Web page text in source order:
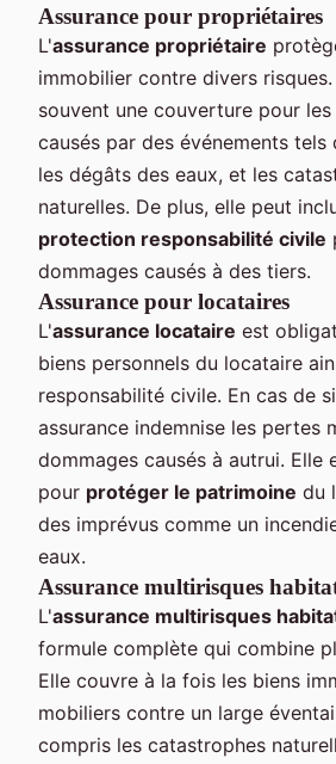
Assurance pour propriétaires
L'assurance propriétaire
immobilier contre divers
souvent une couverture pour
causés par des événements tels
les dégâts des eaux, et les
naturelles. De plus, elle peut
protection responsabilité civile
dommages causés à des tiers.
Assurance pour locataires
L'assurance locataire est
biens personnels du locataire
responsabilité civile. En cas de
assurance indemnise les pertes
dommages causés à autrui. Elle
pour protéger le patrimoine du
des imprévus comme un
eaux.
Assurance multirisques
L'assurance multirisques
formule complète qui combine
Elle couvre à la fois les biens
mobiliers contre un large
compris les catastrophes